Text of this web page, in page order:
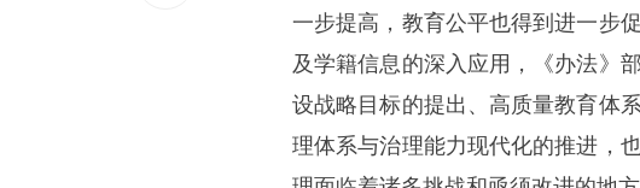
一步提高，教育公平也得到进一步
及学籍信息的深入应用，《办法》
设战略目标的提出、高质量教育体
理体系与治理能力现代化的推进，